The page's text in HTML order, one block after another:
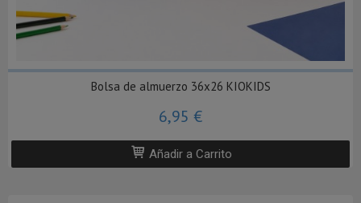
Bolsa de almuerzo 36x26 KIOKIDS
6,95 €
Añadir a Carrito